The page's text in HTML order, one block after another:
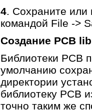
4. Сохраните
командой File ->
Создание PCB
Библиотеки PCB
умолчанию
директории
библиотеку PCB
точно таким же